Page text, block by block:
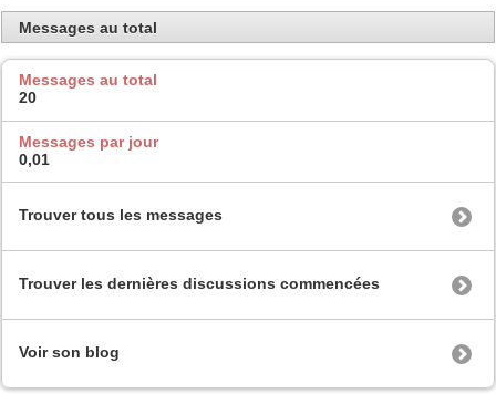
Messages au total
Messages au total
20
Messages par jour
0,01
Trouver tous les messages
Trouver les dernières discussions commencées
Voir son blog